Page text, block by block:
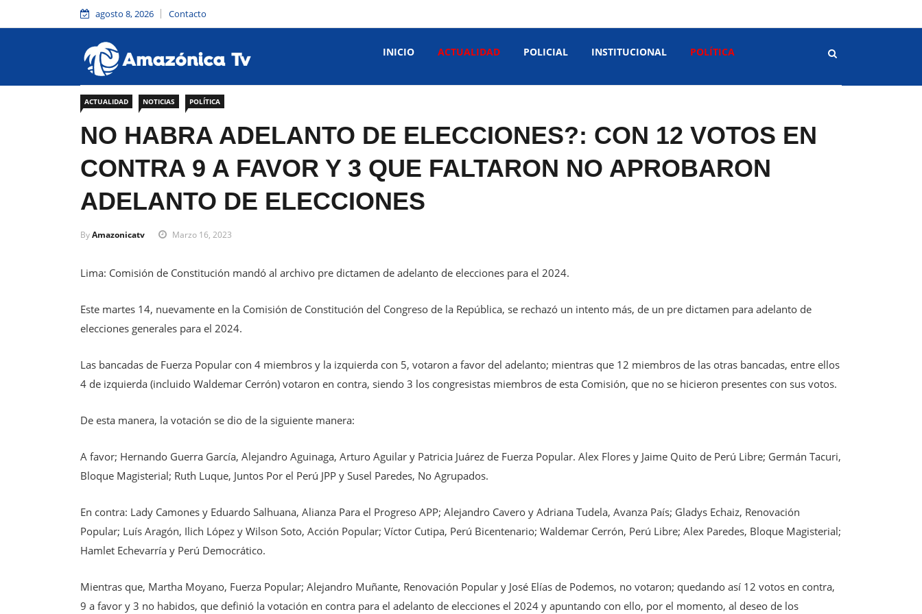
agosto 8, 2026 Contacto
INICIO ACTUALIDAD POLICIAL INSTITUCIONAL POLÍTICA
ACTUALIDAD NOTICIAS POLÍTICA
NO HABRA ADELANTO DE ELECCIONES?: CON 12 VOTOS EN
CONTRA 9 A FAVOR Y 3 QUE FALTARON NO APROBARON
ADELANTO DE ELECCIONES
ByAmazonicatv Marzo 16, 2023
Lima: Comisión de Constitución mandó al archivo pre dictamen de adelanto de elecciones para el 2024.
Este martes 14, nuevamente en la Comisión de Constitución del Congreso de la República, se rechazó un intento más, de un pre dictamen para adelanto de
elecciones generales para el 2024.
Las bancadas de Fuerza Popular con 4 miembros y la izquierda con 5, votaron a favor del adelanto; mientras que 12 miembros de las otras bancadas, entre ellos
4 de izquierda (incluido Waldemar Cerrón) votaron en contra, siendo 3 los congresistas miembros de esta Comisión, que no se hicieron presentes con sus votos.
De esta manera, la votación se dio de la siguiente manera:
A favor; Hernando Guerra García, Alejandro Aguinaga, Arturo Aguilar y Patricia Juárez de Fuerza Popular. Alex Flores y Jaime Quito de Perú Libre; Germán Tacuri,
Bloque Magisterial; Ruth Luque, Juntos Por el Perú JPP y Susel Paredes, No Agrupados.
En contra: Lady Camones y Eduardo Salhuana, Alianza Para el Progreso APP; Alejandro Cavero y Adriana Tudela, Avanza País; Gladys Echaiz, Renovación
Popular; Luís Aragón, Ilich López y Wilson Soto, Acción Popular; Víctor Cutipa, Perú Bicentenario; Waldemar Cerrón, Perú Libre; Alex Paredes, Bloque Magisterial;
Hamlet Echevarría y Perú Democrático.
Mientras que, Martha Moyano, Fuerza Popular; Alejandro Muñante, Renovación Popular y José Elías de Podemos, no votaron; quedando así 12 votos en contra,
9 a favor y 3 no habidos, que definió la votación en contra para el adelanto de elecciones el 2024 y apuntando con ello, por el momento, al deseo de los